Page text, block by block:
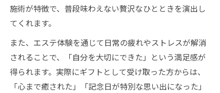
施術が特徴で、普段味わえない贅沢なひとときを演出し
てくれます。
また、エステ体験を通じて日常の疲れやストレスが解消
されることで、「自分を大切にできた」という満足感が
得られます。実際にギフトとして受け取った方からは、
「心まで癒された」「記念日が特別な思い出になった」